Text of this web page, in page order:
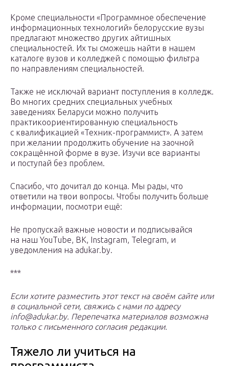
Кроме специальности «Программное обеспечение
информационных технологий» белорусские вузы
предлагают множество других айтишных
специальностей. Их ты сможешь найти в нашем
каталоге вузов и колледжей с помощью фильтра
по направлениям специальностей.
Также не исключай вариант поступления в колледж.
Во многих средних специальных учебных
заведениях Беларуси можно получить
практикоориентированную специальность
с квалификацией «Техник-программист». А затем
при желании продолжить обучение на заочной
сокращённой форме в вузе. Изучи все варианты
и поступай без проблем.
Cпасибо, что дочитал до конца. Мы рады, что
ответили на твои вопросы. Чтобы получить больше
информации, посмотри ещё:
Не пропускай важные новости и подписывайся
на наш YouTube, ВК, Instagram, Telegram, и
уведомления на adukar.by.
***
Если хотите разместить этот текст на своём сайте или
в социальной сети, свяжись с нами по адресу
info@adukar.by. Перепечатка материалов возможна
только с письменного согласия редакции.
Тяжело ли учиться на